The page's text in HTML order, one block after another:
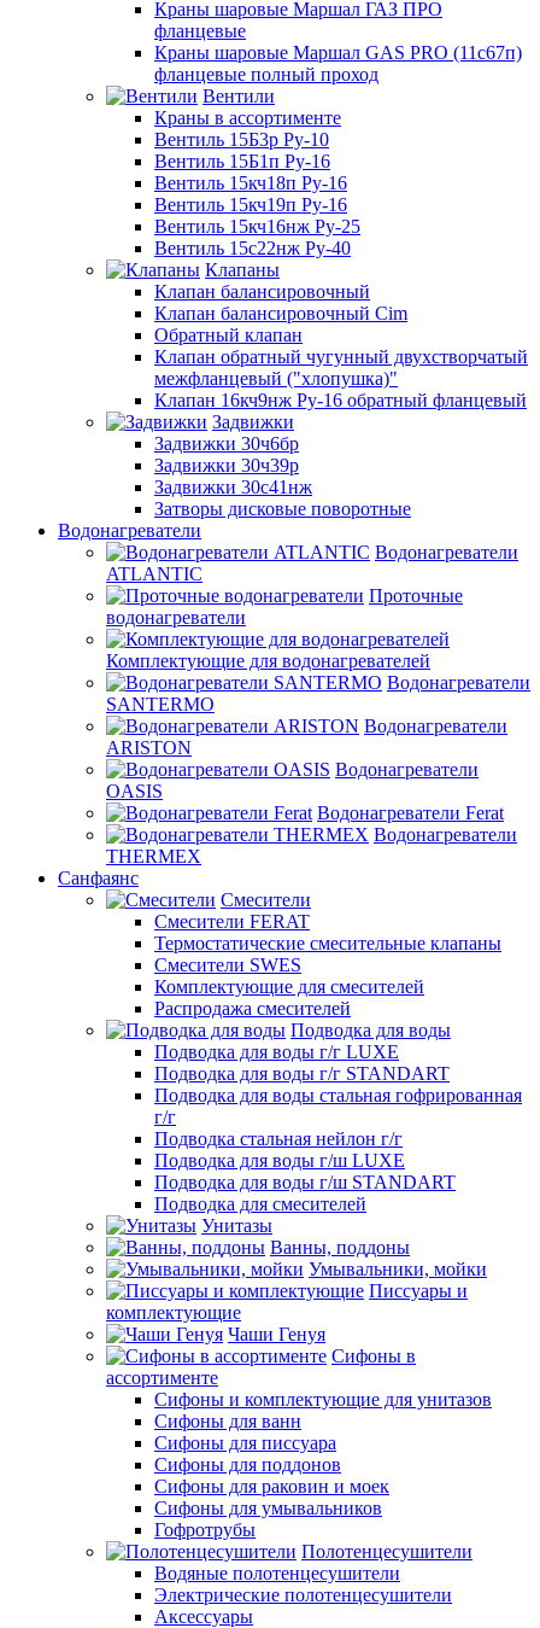
Краны шаровые Маршал ГАЗ ПРО
фланцевые
Краны шаровые Маршал GAS PRO (11с67п)
фланцевые полный проход
Вентили
Краны в ассортименте
Вентиль 15Б3р Ру-10
Вентиль 15Б1п Ру-16
Вентиль 15кч18п Ру-16
Вентиль 15кч19п Ру-16
Вентиль 15кч16нж Ру-25
Вентиль 15с22нж Ру-40
Клапаны
Клапан балансировочный
Клапан балансировочный Cim
Обратный клапан
Клапан обратный чугунный двухстворчатый
межфланцевый ("хлопушка)"
Клапан 16кч9нж Ру-16 обратный фланцевый
Задвижки
Задвижки 30ч6бр
Задвижки 30ч39р
Задвижки 30с41нж
Затворы дисковые поворотные
Водонагреватели
Водонагреватели
ATLANTIC
Проточные
водонагреватели
Комплектующие для водонагревателей
Водонагреватели
SANTERMO
Водонагреватели
ARISTON
Водонагреватели
OASIS
Водонагреватели Ferat
Водонагреватели
THERMEX
Санфаянс
Смесители
Смесители FERAT
Термостатические смесительные клапаны
Смесители SWES
Комплектующие для смесителей
Распродажа смесителей
Подводка для воды
Подводка для воды г/г LUXE
Подводка для воды г/г STANDART
Подводка для воды стальная гофрированная
г/г
Подводка стальная нейлон г/г
Подводка для воды г/ш LUXE
Подводка для воды г/ш STANDART
Подводка для смесителей
Унитазы
Ванны, поддоны
Умывальники, мойки
Писсуары и
комплектующие
Чаши Генуя
Сифоны в
ассортименте
Сифоны и комплектующие для унитазов
Сифоны для ванн
Сифоны для писсуара
Сифоны для поддонов
Сифоны для раковин и моек
Сифоны для умывальников
Гофротрубы
Полотенцесушители
Водяные полотенцесушители
Электрические полотенцесушители
Аксессуары